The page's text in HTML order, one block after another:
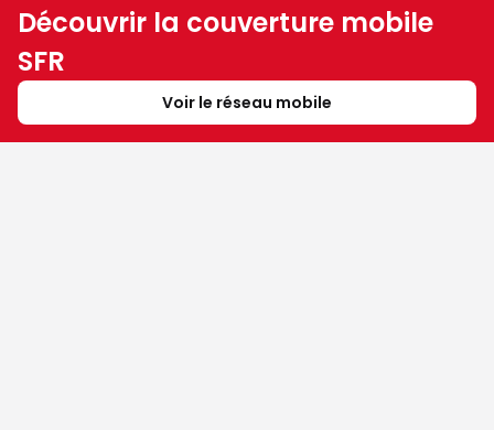
Découvrir la couverture mobile
SFR
Voir le réseau mobile